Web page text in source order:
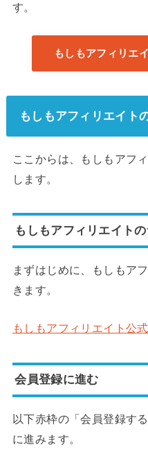
す。
もしもアフィリエ
もしもアフィリエイト
ここからは、もしもアフ
します。
もしもアフィリエイト
まずはじめに、もしもア
きます。
もしもアフィリエイト公
会員登録に進む
以下赤枠の「会員登録す
に進みます。